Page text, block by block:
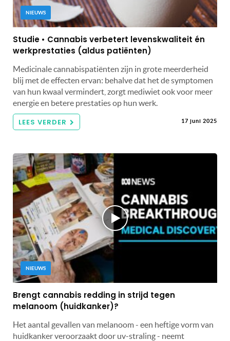
NIEUWS
Studie • Cannabis verbetert levenskwaliteit én
werkprestaties (aldus patiënten)
Medicinale cannabispatiënten zijn in grote meerderheid
blij met de effecten ervan: behalve dat het de symptomen
van hun kwaal vermindert, zorgt mediwiet ook voor meer
energie en betere prestaties op hun werk.
LEES VERDER 17 juni 2025
NIEUWS
Brengt cannabis redding in strijd tegen
melanoom (huidkanker)?
Het aantal gevallen van melanoom - een heftige vorm van
huidkanker veroorzaakt door uv-straling - neemt